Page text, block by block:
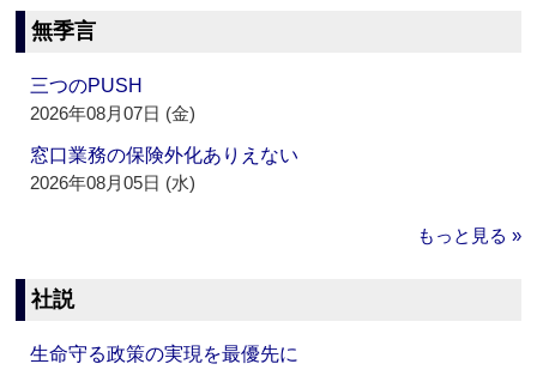
無季言
三つのPUSH
2026年08月07日 (金)
窓口業務の保険外化ありえない
2026年08月05日 (水)
もっと見る »
社説
生命守る政策の実現を最優先に